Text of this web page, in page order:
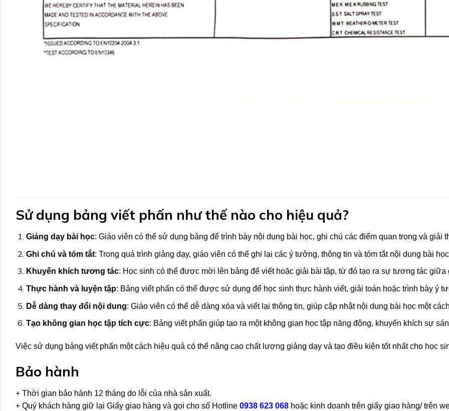
Sử dụng bảng viết phấn như thế nào cho hiệu quả?
Giảng dạy bài học: Giáo viên có thể sử dụng bảng để trình bày nội dung bài học, ghi chú các điểm quan trọng và giải
Ghi chú và tóm tắt: Trong quá trình giảng dạy, giáo viên có thể ghi lại các ý tưởng, thông tin và tóm tắt nội dung bài
Khuyến khích tương tác: Học sinh có thể được mời lên bảng để viết hoặc giải bài tập, từ đó tạo ra sự tương tác giữa
Thực hành và luyện tập: Bảng viết phấn có thể được sử dụng để học sinh thực hành viết, giải toán hoặc trình bày ý
Dễ dàng thay đổi nội dung: Giáo viên có thể dễ dàng xóa và viết lại thông tin, giúp cập nhật nội dung bài học một
Tạo không gian học tập tích cực: Bảng viết phấn giúp tạo ra một không gian học tập năng động, khuyến khích sự
Việc sử dụng bảng viết phấn một cách hiệu quả có thể nâng cao chất lượng giảng dạy và tạo điều kiện tốt nhất cho học
Bảo hành
+ Thời gian bảo hành 12 tháng do lỗi của nhà sản xuất.
+ Quý khách hàng giữ lại Giấy giao hàng và gọi cho số Hotline 0938 623 068 hoặc kinh doanh trên giấy giao hàng/ trên